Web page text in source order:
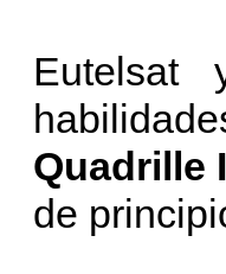
Eutelsat
Quadrille
de